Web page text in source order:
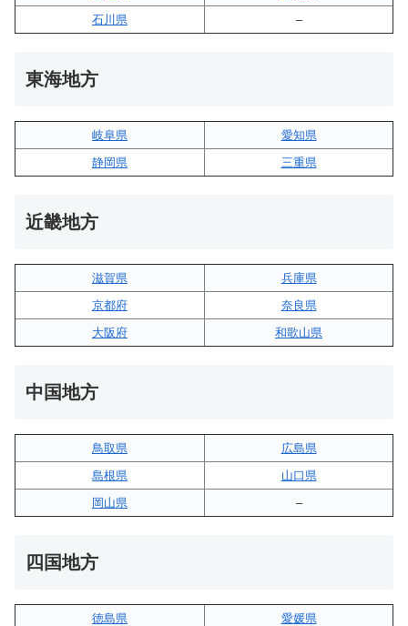
石川県
–
東海地方
岐阜県
愛知県
静岡県
三重県
近畿地方
滋賀県
兵庫県
京都府
奈良県
大阪府
和歌山県
中国地方
鳥取県
広島県
島根県
山口県
岡山県
–
四国地方
徳島県
愛媛県